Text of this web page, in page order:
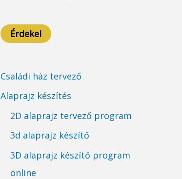
Érdekel
Családi ház tervező
Alaprajz készítés
2D alaprajz tervező program
3d alaprajz készítő
3D alaprajz készítő program
online